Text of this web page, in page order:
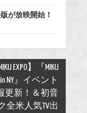
が放映開始！
EXPO】『MIKU
in NY』イベント
更新！＆初音
全米人気TV出